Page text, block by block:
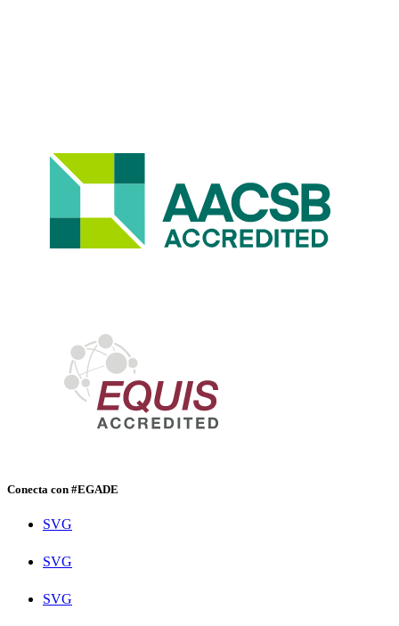
Conecta con #EGADE
SVG
SVG
SVG